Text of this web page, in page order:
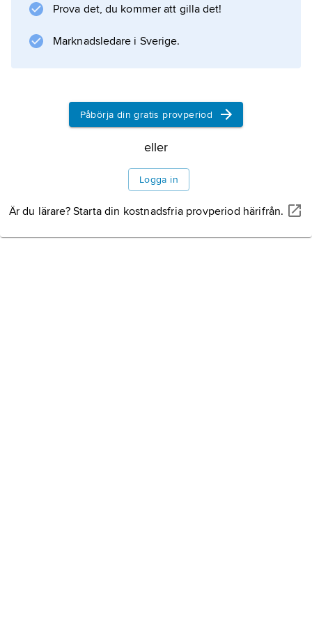
rekord i 31 år. Gärderuds tid på 5 000 m
Information om artikeln
Prova det, du kommer att gilla det!
Marknadsledare i Sverige.
Påbörja din gratis provperiod
eller
Logga in
Är du lärare? Starta din kostnadsfria provperiod härifrån.